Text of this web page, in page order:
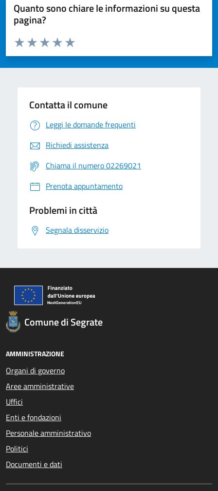
Quanto sono chiare le informazioni su questa
pagina?
Valuta da 1 a 5 stelle la pagina
Valuta 5 stelle su 5
Valuta 4 stelle su 5
Valuta 3 stelle su 5
Valuta 2 stelle su 5
Valuta 1 stelle su 5
Contatta il comune
Leggi le domande frequenti
Richiedi assistenza
Chiama il numero 02269021
Prenota appuntamento
Problemi in città
Segnala disservizio
Comune di Segrate
AMMINISTRAZIONE
Organi di governo
Aree amministrative
Uffici
Enti e fondazioni
Personale amministrativo
Politici
Documenti e dati